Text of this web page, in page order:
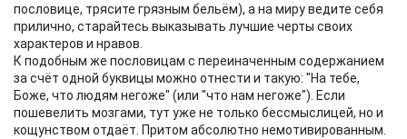
пословице, трясите грязным бельём), а на миру ведите себя
прилично, старайтесь выказывать лучшие черты своих
характеров и нравов.
К подобным же пословицам с переиначенным содержанием
за счёт одной буквицы можно отнести и такую: "На тебе,
Боже, что людям негоже" (или "что нам негоже"). Если
пошевелить мозгами, тут уже не только бессмыслицей, но и
кощунством отдаёт. Притом абсолютно немотивированным.